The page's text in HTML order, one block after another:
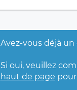
Avez-vous déjà
Si oui, veuillez
haut de page